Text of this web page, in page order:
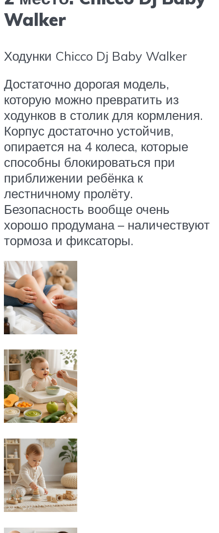
Walker
Ходунки Chicco Dj Baby Walker
Достаточно дорогая модель,
которую можно превратить из
ходунков в столик для кормления.
Корпус достаточно устойчив,
опирается на 4 колеса, которые
способны блокироваться при
приближении ребёнка к
лестничному пролёту.
Безопасность вообще очень
хорошо продумана – наличествуют
тормоза и фиксаторы.